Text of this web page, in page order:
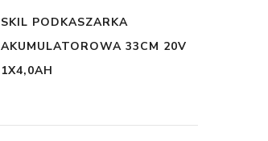
SKIL PODKASZARKA
AKUMULATOROWA 33CM 20V
1X4,0AH